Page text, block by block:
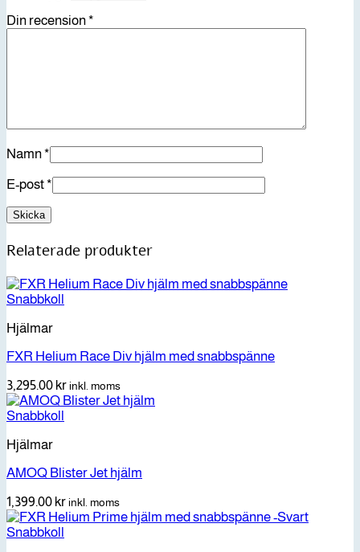
Din recension*
Namn*
E-post*
Relaterade produkter
Snabbkoll
Hjälmar
FXR Helium Race Div hjälm med snabbspänne
3,295.00 krinkl. moms
Snabbkoll
Hjälmar
AMOQ Blister Jet hjälm
1,399.00 krinkl. moms
Snabbkoll